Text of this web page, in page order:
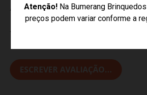
Atenção!Na Bumerang
preços podem variar conforme a
Avaliações do Produto
Tem esse produto? Seja o primeiro a
ESCREVER AVALIAÇÃO...